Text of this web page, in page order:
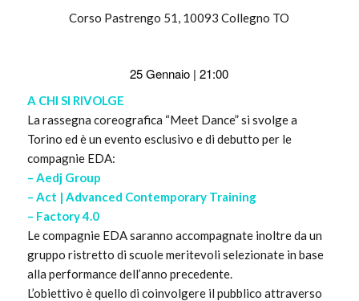
Corso Pastrengo 51, 10093 Collegno TO
25 Gennaio | 21:00
A CHI SI RIVOLGE
La rassegna coreografica “Meet Dance” si svolge a
Torino ed è un evento esclusivo e di debutto per le
compagnie EDA:
– Aedj Group
– Act | Advanced Contemporary Training
– Factory 4.0
Le compagnie EDA saranno accompagnate inoltre da un
gruppo ristretto di scuole meritevoli selezionate in base
alla performance dell’anno precedente.
L’obiettivo è quello di coinvolgere il pubblico attraverso